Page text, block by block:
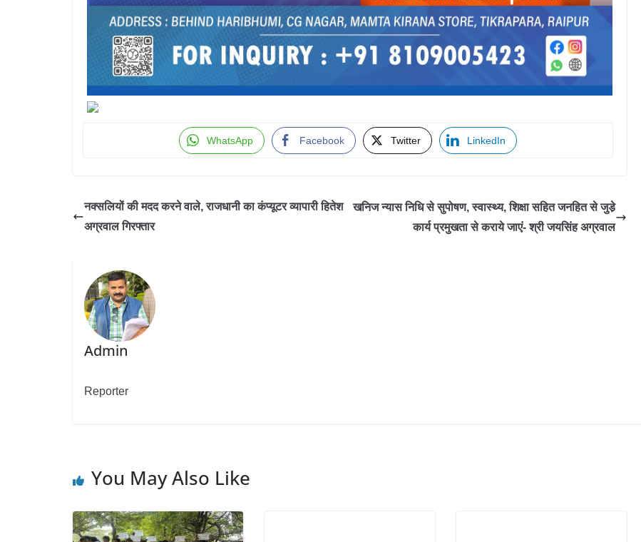
WhatsApp Facebook Twitter LinkedIn
नक्सलियों की मदद करने वाले, राजधानी का कंप्यूटर व्यापारी हितेश
अग्रवाल गिरफ्तार
खनिज न्यास निधि से सुपोषण, स्वास्थ्य, शिक्षा सहित जनहित से जुडे़
कार्य प्रमुखता से कराये जाएं- श्री जयसिंह अग्रवाल
Admin
Reporter
You May Also Like